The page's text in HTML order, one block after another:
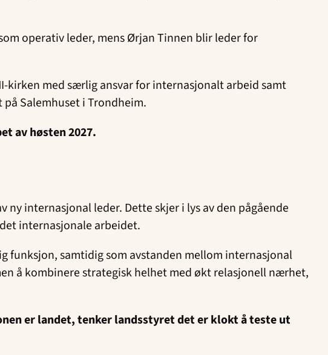
operativ leder, mens Ørjan Tinnen blir leder for
kirken med særlig ansvar for internasjonalt arbeid samt
Salemhuset i Trondheim.
av høsten 2027.
internasjonal leder. Dette skjer i lys av den pågående
internasjonale arbeidet.
funksjon, samtidig som avstanden mellom internasjonal
å kombinere strategisk helhet med økt relasjonell nærhet,
er landet, tenker landsstyret det er klokt å teste ut